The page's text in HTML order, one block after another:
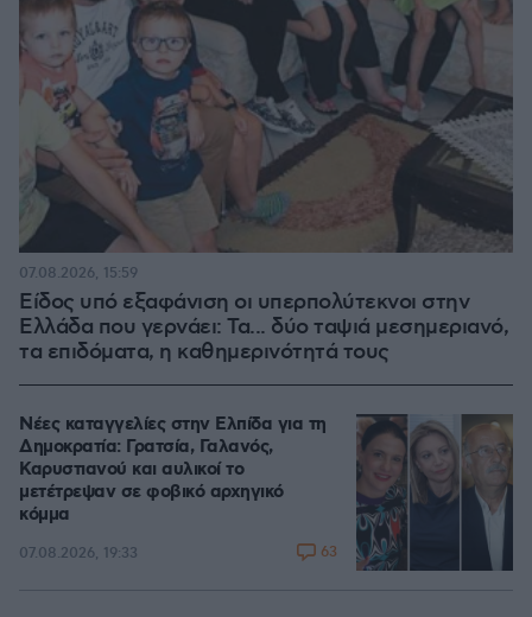
Είδος υπό εξαφάνιση οι υπερπολύτεκνοι στην
Ελλάδα που γερνάει: Τα... δύο ταψιά μεσημεριανό,
τα επιδόματα, η καθημερινότητά τους
07.08.2026, 15:59
Νέες καταγγελίες στην Ελπίδα για τη
Δημοκρατία: Γρατσία, Γαλανός,
Καρυστιανού και αυλικοί το
μετέτρεψαν σε φοβικό αρχηγικό
κόμμα
07.08.2026, 19:33 63